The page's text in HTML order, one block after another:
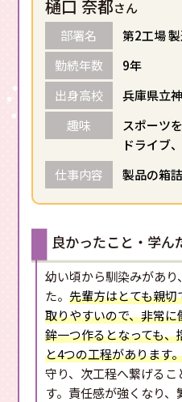
樋口 奈都さん
部署名
第2工場 製
勤続年数
9年
出身高校
兵庫県立
趣味
スポーツ
ドライブ
仕事内容
製品の箱
良かったこと・学ん
幼い頃から馴染みがあ
た。先輩方はとても親
取りやすいので、非常
鉾一つ作るとなっても
と4つの工程があります
守り、次工程へ繋げる
す。責任感が強くなり